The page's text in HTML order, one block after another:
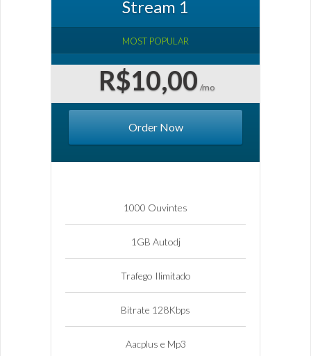
Stream 1
MOST POPULAR
R$10,00 /mo
Order Now
1000 Ouvintes
1GB Autodj
Trafego Ilimitado
Bitrate 128Kbps
Aacplus e Mp3